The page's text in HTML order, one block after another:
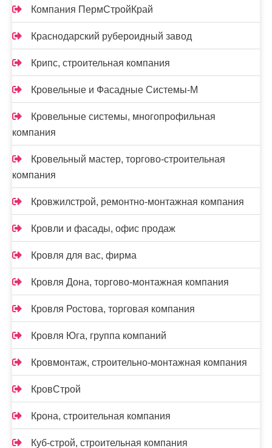
Компания ПермСтройКрай
Краснодарский рубероидный завод
Крипс, строительная компания
Кровельные и Фасадные Системы-М
Кровельные системы, многопрофильная
компания
Кровельный мастер, торгово-строительная
компания
Кровжилстрой, ремонтно-монтажная компания
Кровли и фасады, офис продаж
Кровля для вас, фирма
Кровля Дона, торгово-монтажная компания
Кровля Ростова, торговая компания
Кровля Юга, группа компаний
Кровмонтаж, строительно-монтажная компания
КровСтрой
Крона, строительная компания
Куб-строй, строительная компания